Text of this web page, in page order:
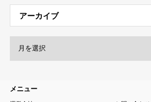
メニュー
運営会社 お問い合わせ
免責事項